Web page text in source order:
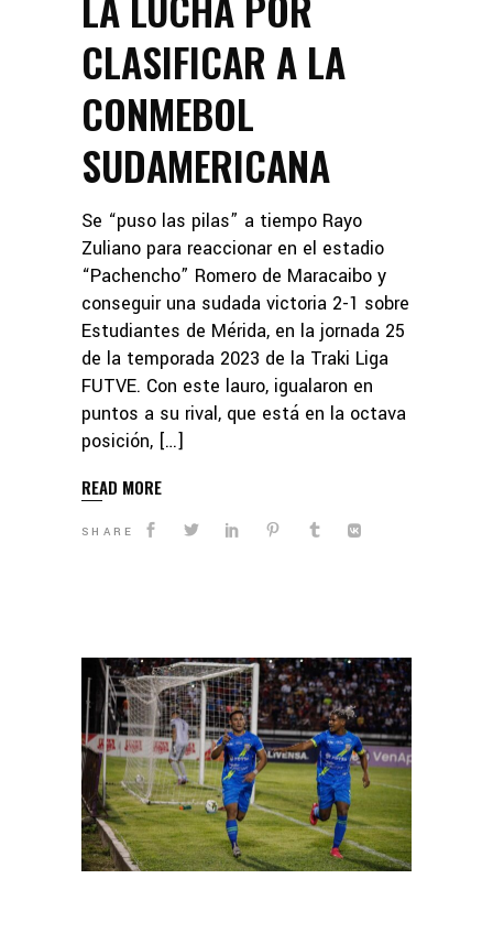
CLASIFICAR A LA
CONMEBOL
SUDAMERICANA
Se “puso las pilas” a tiempo Rayo
Zuliano para reaccionar en el estadio
“Pachencho” Romero de Maracaibo y
conseguir una sudada victoria 2-1 sobre
Estudiantes de Mérida, en la jornada 25
de la temporada 2023 de la Traki Liga
FUTVE. Con este lauro, igualaron en
puntos a su rival, que está en la octava
posición, […]
READ MORE
SHARE